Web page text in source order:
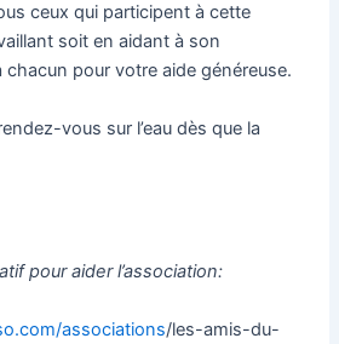
ceux qui participent à cette
soit en aidant à son
pour votre aide généreuse.
vous sur l’eau dès que la
pour aider l’association:
associations/les-amis-du-